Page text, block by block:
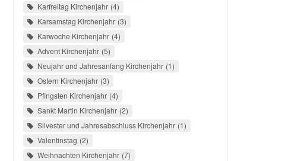
Karfreitag Kirchenjahr 4
Karsamstag Kirchenjahr 3
Karwoche Kirchenjahr 4
Advent Kirchenjahr 5
Neujahr und Jahresanfang Kirchenjahr 1
Ostern Kirchenjahr 3
Pfingsten Kirchenjahr 4
Sankt Martin Kirchenjahr 2
Silvester und Jahresabschluss Kirchenjahr 1
Valentinstag 2
Weihnachten Kirchenjahr 7